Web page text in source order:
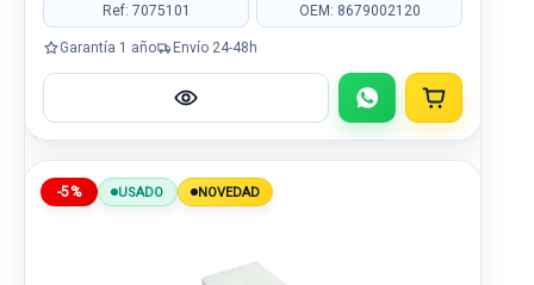
Ref: 7075101 OEM: 8679002120
Garantía 1 año Envío 24-48h
-5% USADO NOVEDAD